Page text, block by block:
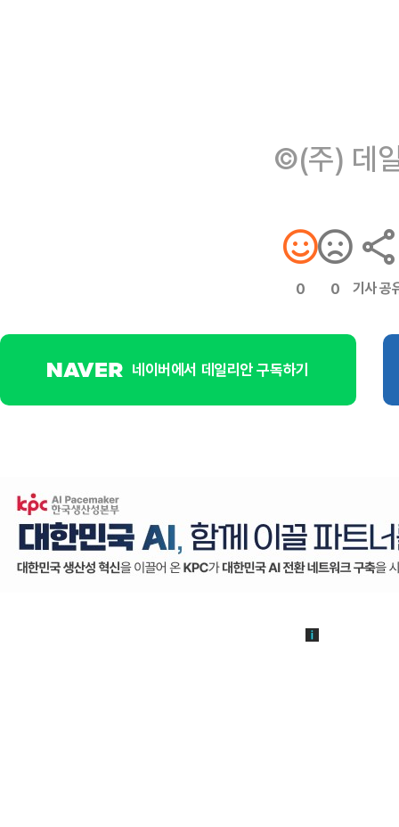
©(주) 데
0 0 기사 공
네이버에서 데일리안 구독하기